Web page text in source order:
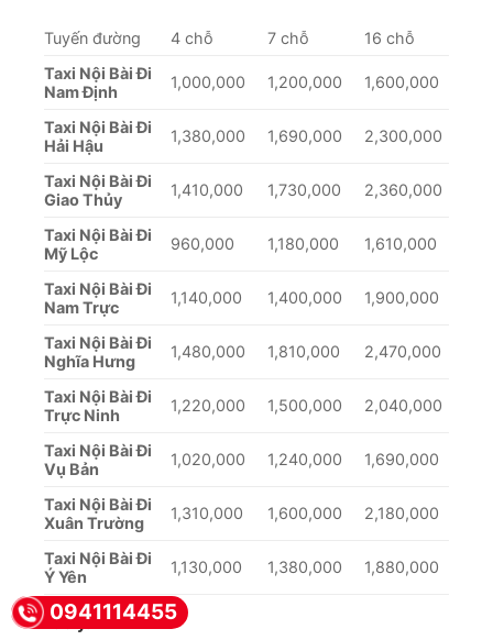
Tuyến đường 4 chỗ 7 chỗ
16 chỗ
Taxi Nội Bài Đi
Nam Định
1,000,000 1,200,000 1,600,000
Taxi Nội Bài Đi
Hải Hậu
1,380,000 1,690,000 2,300,000
Taxi Nội Bài Đi
Giao Thủy
1,410,000 1,730,000 2,360,000
Taxi Nội Bài Đi
Mỹ Lộc
960,000 1,180,000 1,610,000
Taxi Nội Bài Đi
Nam Trực
1,140,000 1,400,000 1,900,000
Taxi Nội Bài Đi
Nghĩa Hưng
1,480,000 1,810,000 2,470,000
Taxi Nội Bài Đi
Trực Ninh
1,220,000 1,500,000 2,040,000
Taxi Nội Bài Đi
Vụ Bản
1,020,000 1,240,000 1,690,000
Taxi Nội Bài Đi
Xuân Trường
1,310,000 1,600,000 2,180,000
Taxi Nội Bài Đi
Ý Yên
1,130,000 1,380,000 1,880,000
Lưu ý:
0941114455